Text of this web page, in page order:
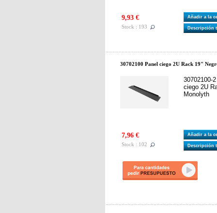
9,93 €
Stock : 193
Añadir a la
Descripción
30702100 Panel ciego 2U Rack 19"
30702100-
ciego 2U
Monolyth
7,96 €
Stock : 102
Añadir a la
Descripción